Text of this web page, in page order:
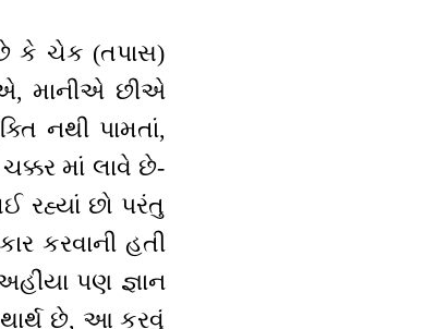
કે ચેક (તપાસ)
માનીએ છીએ
નથી પામતાં,
માં લાવે છે-
રહ્યાં છો પરંતુ
કરવાની હતી
પણ જ્ઞાન
છે, આ કરવું